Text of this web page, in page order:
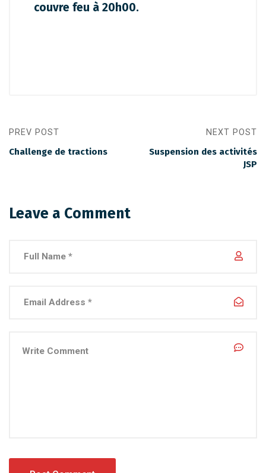
couvre feu à 20h00.
PREV POST
Challenge de tractions
NEXT POST
Suspension des activités
JSP
Leave a Comment